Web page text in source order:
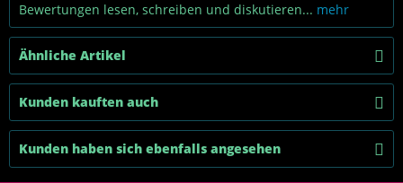
Bewertungen lesen, schreiben und diskutieren... mehr
Ähnliche Artikel
Kunden kauften auch
Kunden haben sich ebenfalls angesehen